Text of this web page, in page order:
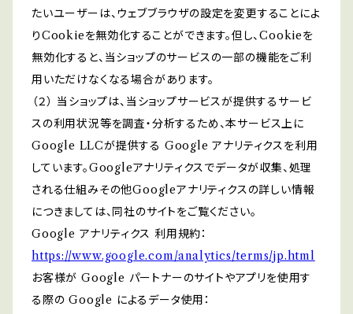
たいユーザーは、ウェブブラウザの設定を変更することによ
りCookieを無効化することができます。但し、Cookieを
無効化すると、当ショップのサービスの一部の機能をご利
用いただけなくなる場合があります。
（２） 当ショップは、当ショップサービスが提供するサービ
スの利用状況等を調査・分析するため、本サービス上に
Google LLCが提供する Google アナリティクスを利用
しています。Googleアナリティクスでデータが収集、処理
される仕組みその他Googleアナリティクスの詳しい情報
につきましては、同社のサイトをご覧ください。
Google アナリティクス 利用規約：
https://www.google.com/analytics/terms/jp.html
お客様が Google パートナーのサイトやアプリを使用す
る際の Google によるデータ使用：